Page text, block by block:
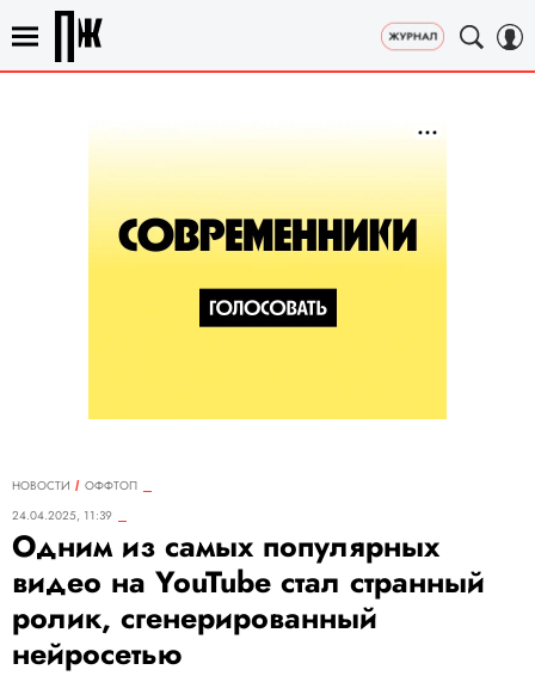
НОВОСТИ
ОФФТОП
24.04.2025, 11:39
Одним из самых популярных
видео на YouTube стал странный
ролик, сгенерированный
нейросетью